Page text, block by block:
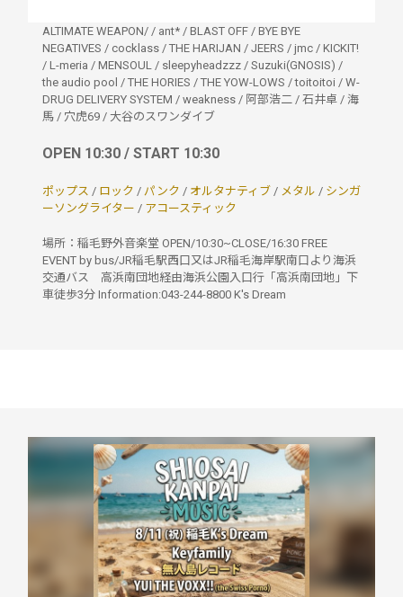
ALTIMATE WEAPON/ / ant* / BLAST OFF / BYE BYE
NEGATIVES / cocklass / THE HARIJAN / JEERS / jmc / KICKIT!
/ L-meria / MENSOUL / sleepyheadzzz / Suzuki(GNOSIS) /
the audio pool / THE HORIES / THE YOW-LOWS /toitoitoi / W-
DRUG DELIVERY SYSTEM / weakness / 阿部浩二 / 石井卓 / 海
馬 / 穴虎69 / 大谷のスワンダイブ
OPEN 10:30 / START 10:30
ポップス / ロック / パンク / オルタナティブ / メタル / シンガ
ーソングライター / アコースティック
場所：稲毛野外音楽堂 OPEN/10:30~CLOSE/16:30 FREE
EVENT by bus/JR稲毛駅西口又はJR稲毛海岸駅南口より海浜
交通バス 高浜南団地経由海浜公園入口行「高浜南団地」下
車徒歩3分 Information:043-244-8800 K's Dream